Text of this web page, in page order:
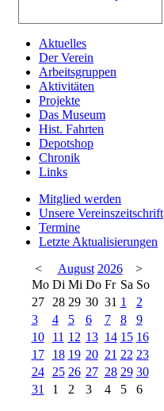
Aktuelles
Der Verein
Arbeitsgruppen
Aktivitäten
Projekte
Das Museum
Hist. Fahrten
Depotshop
Chronik
Links
Mitglied werden
Unsere Vereinszeitschrift
Termine
Letzte Aktualisierungen
<
August 2026
>
Mo Di Mi Do Fr Sa So
27
28 29 30 31 1
2
3
4 5 6 7 8
9
10
11 12 13 14 15 16
17
18 19 20 21 22 23
24
25 26 27 28 29 30
31
1 2 3 4 5 6